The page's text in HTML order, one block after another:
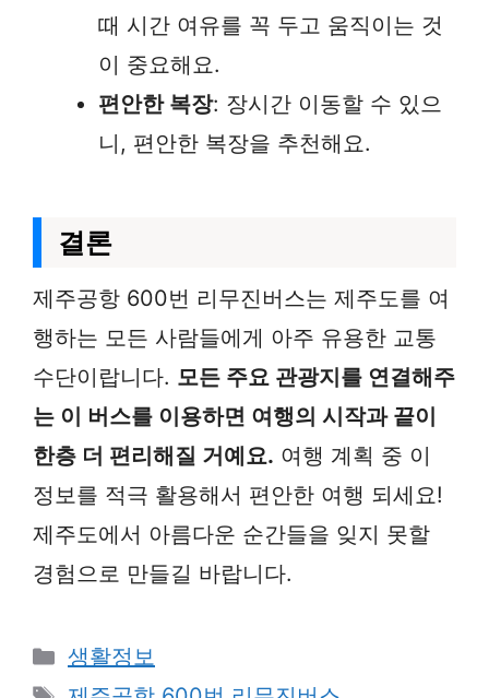
때 시간 여유를 꼭 두고 움직이는 것
이 중요해요.
편안한 복장: 장시간 이동할 수 있으
니, 편안한 복장을 추천해요.
결론
제주공항 600번 리무진버스는 제주도를 여
행하는 모든 사람들에게 아주 유용한 교통
수단이랍니다. 모든 주요 관광지를 연결해주
는 이 버스를 이용하면 여행의 시작과 끝이
한층 더 편리해질 거예요. 여행 계획 중 이
정보를 적극 활용해서 편안한 여행 되세요!
제주도에서 아름다운 순간들을 잊지 못할
경험으로 만들길 바랍니다.
Categories
생활정보
Tags